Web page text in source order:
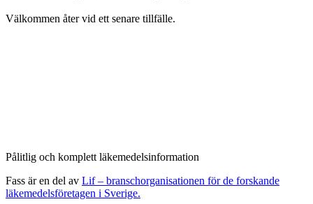
Välkommen åter vid ett senare tillfälle.
Pålitlig och komplett läkemedelsinformation
Fass är en del av Lif – branschorganisationen för de forskande
läkemedelsföretagen i Sverige.